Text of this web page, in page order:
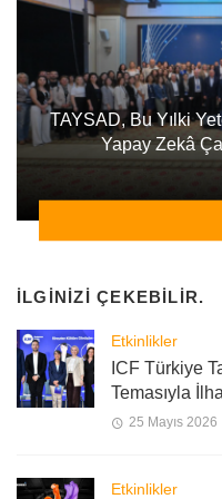
TAYSAD, Bu Yılki
Yapay Zekâ
İLGINIZI ÇEKEBILIR.
Etkinlikler
ICF Türkiye
Temasıyla
25 Mayıs 2026
Etkinlikler